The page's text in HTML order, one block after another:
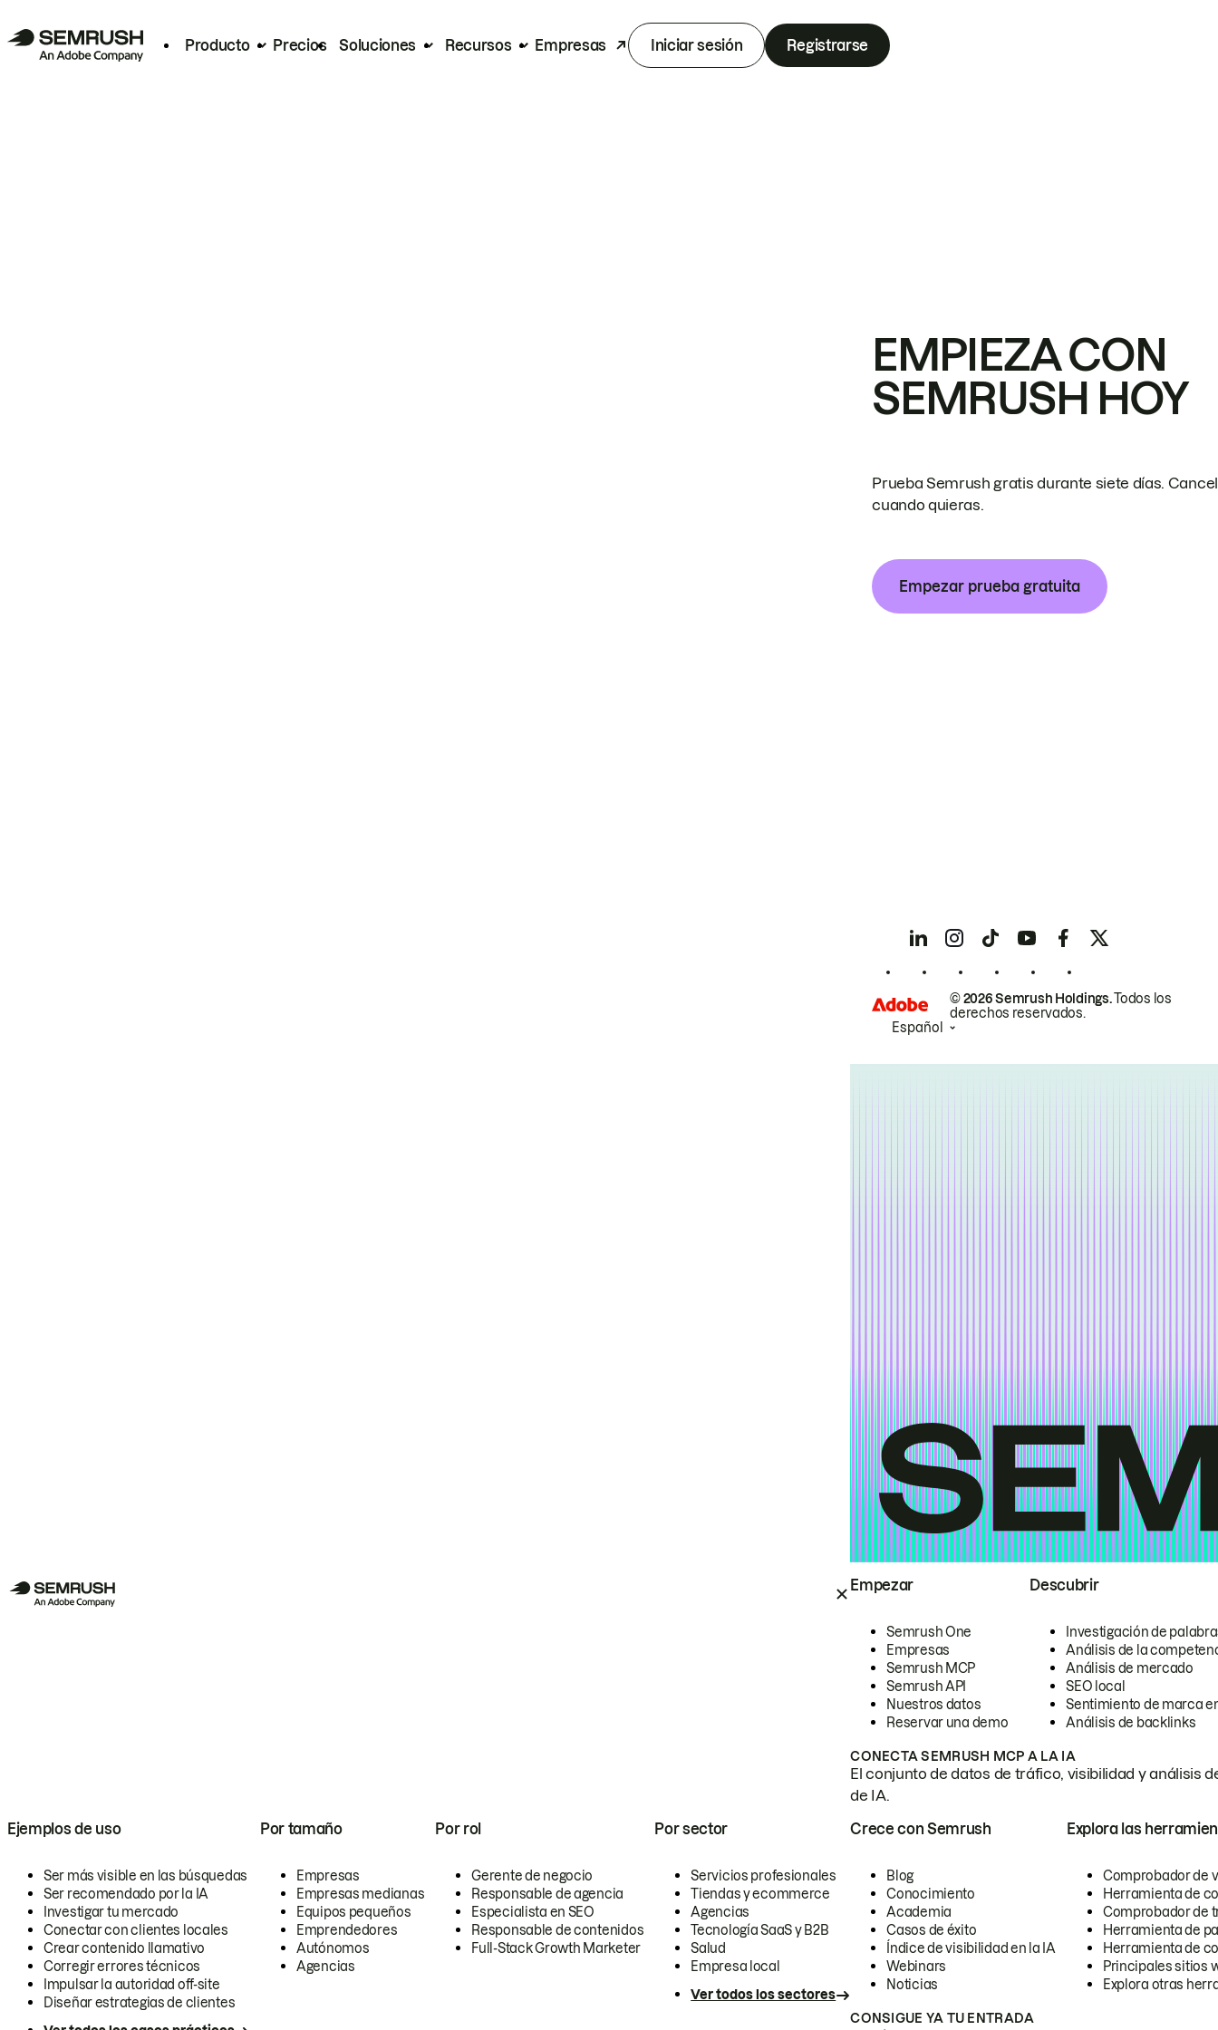
Producto Precios Soluciones Recursos Empresas Iniciar sesión Registrarse
Empezar
Semrush One
Empresas
Semrush MCP
Semrush API
Nuestros datos
Reservar una demo
Descubrir
Investigación de
Análisis de la
Análisis de mercado
SEO local
Sentimiento de marca
Análisis de backlinks
CONECTA SEMRUSH MCP A LA IA
El conjunto de datos de tráfico, visibilidad y análisis
de IA.
Ejemplos de uso
Ser más visible en las búsquedas
Ser recomendado por la IA
Investigar tu mercado
Conectar con clientes locales
Crear contenido llamativo
Corregir errores técnicos
Impulsar la autoridad off-site
Diseñar estrategias de clientes
Por tamaño
Empresas
Empresas medianas
Equipos pequeños
Emprendedores
Autónomos
Agencias
Por rol
Gerente de negocio
Responsable de agencia
Especialista en SEO
Responsable de contenidos
Full-Stack Growth Marketer
Por sector
Servicios profesionales
Tiendas y ecommerce
Agencias
Tecnología SaaS y B2B
Salud
Empresa local
Ver todos los sectores
Crece con Semrush
Blog
Conocimiento
Academia
Casos de éxito
Índice de visibilidad en la IA
Webinars
Noticias
Explora las
Comprobador de
Herramienta de
Comprobador de
Herramienta de
Herramienta de
Principales sitios
Explora otras
CONSIGUE YA TU ENTRADA
EMPIEZA CON
SEMRUSH HOY
Prueba Semrush gratis durante siete días.
cuando quieras.
Empezar prueba gratuita
© 2026 Semrush Holdings.Todos los
derechos reservados.
Español